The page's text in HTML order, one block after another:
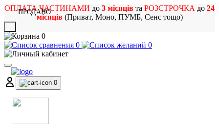
ОПЛАТА ЧАСТИНАМИ до 3 місяців та РОЗСТРОЧКА до 24
місяців(Приват, Моно, ПУМБ, Сенс тощо)
0
0
0
0
ПРОДАНО